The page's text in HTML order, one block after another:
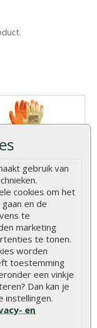
gebruik van
cookies om het
en de
te
marketing
te tonen.
worden
toestemming
een vinkje
Dan kan je
instellingen.
en
Oxxa
met
Ideaal bij het